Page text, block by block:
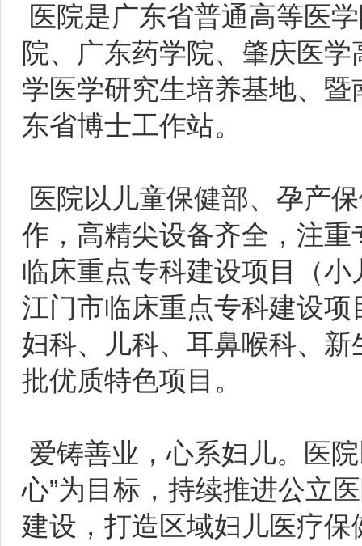
医院是广东省普通高等医
院、广东药学院、肇庆医
学医学研究生培养基地、
东省博士工作站。
医院以儿童保健部、孕产
作，高精尖设备齐全，注
临床重点专科建设项目（
江门市临床重点专科建设
妇科、儿科、耳鼻喉科、
批优质特色项目。
爱铸善业，心系妇儿。医
心”为目标，持续推进公立
建设，打造区域妇儿医疗